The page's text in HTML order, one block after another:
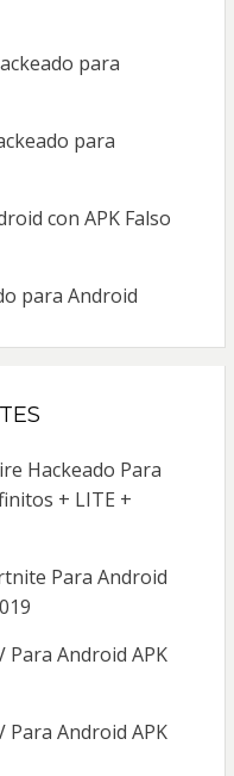
para
para
con APK Falso
para Android
Hackeado Para
+ LITE +
Para Android
Para Android APK
Para Android APK